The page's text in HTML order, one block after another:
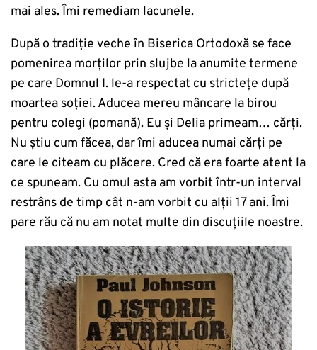
mai ales. Îmi remediam lacunele.
După o tradiție veche în Biserica Ortodoxă se face
pomenirea morților prin slujbe la anumite termene
pe care Domnul I. le-a respectat cu strictețe după
moartea soției. Aducea mereu mâncare la birou
pentru colegi (pomană). Eu și Delia primeam… cărți.
Nu știu cum făcea, dar îmi aducea numai cărți pe
care le citeam cu plăcere. Cred că era foarte atent la
ce spuneam. Cu omul asta am vorbit într-un interval
restrâns de timp cât n-am vorbit cu alții 17 ani. Îmi
pare rău că nu am notat multe din discuțiile noastre.